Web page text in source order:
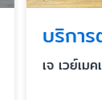
เจ เวย์เมคเกอร์